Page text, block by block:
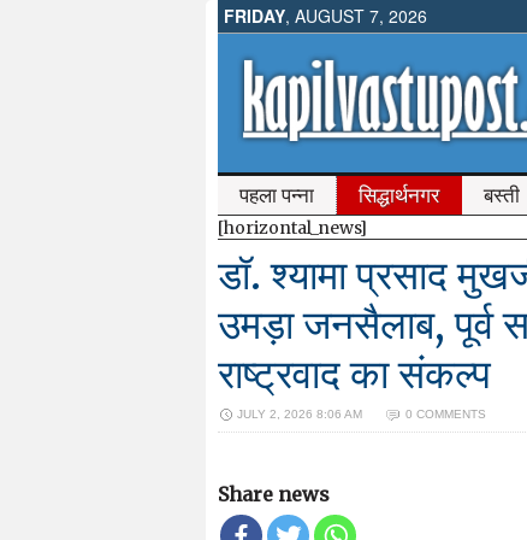
FRIDAY, AUGUST 7, 2026
पहला पन्ना सिद्धार्थनगर बस्ती
[horizontal_news]
​डॉ. श्यामा प्रसाद
उमड़ा जनसैलाब, पूर्व
राष्ट्रवाद का संकल्प
JULY 2, 2026 8:06 AM 0 COMMENTS
Share news